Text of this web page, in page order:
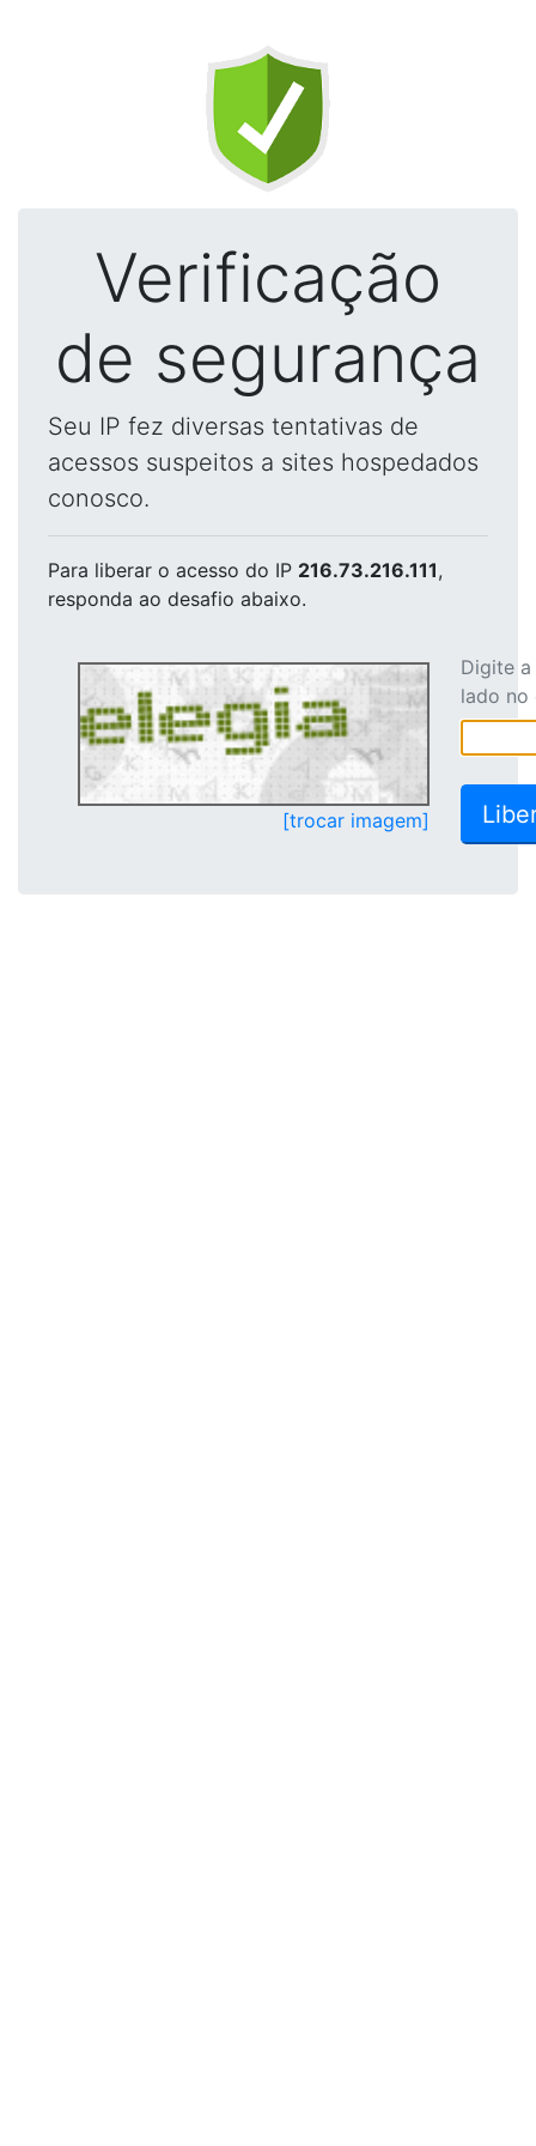
Verificação
de segurança
Seu IP fez diversas tentativas de
acessos suspeitos a sites hospedados
conosco.
Para liberar o acesso do IP 216.73.216.111,
responda ao desafio abaixo.
[trocar imagem]
Digite
lado no